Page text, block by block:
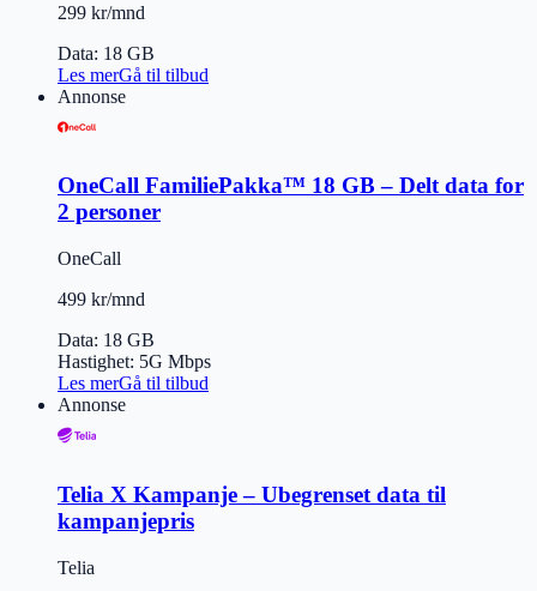
299 kr/mnd
Data: 18 GB
Les merGå til tilbud
Annonse
OneCall FamiliePakka™ 18 GB – Delt data for
2 personer
OneCall
499 kr/mnd
Data: 18 GB
Hastighet: 5G Mbps
Les merGå til tilbud
Annonse
Telia X Kampanje – Ubegrenset data til
kampanjepris
Telia